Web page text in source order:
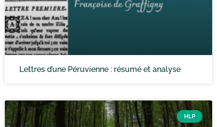
Lettres d’une Péruvienne : résumé et analyse
HLP